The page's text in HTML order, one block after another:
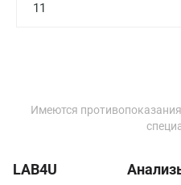
11
Сочи
Имеются
LAB4U